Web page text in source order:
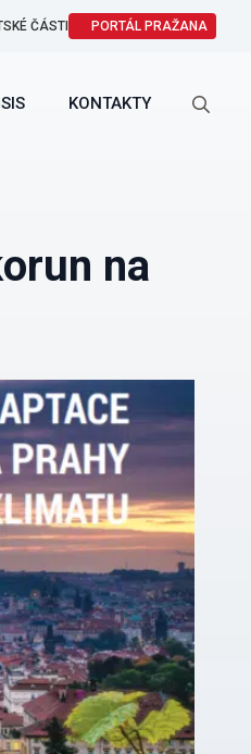
ČÁSTI PORTÁL PRAŽANA
KONTAKTY
na